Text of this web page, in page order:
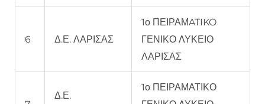
6 Δ.Ε. ΛΑΡΙΣΑΣ
1ο ΠΕΙΡΑΜATIKO
ΓΕΝΙΚΟ ΛΥΚΕΙΟ
ΛΑΡΙΣΑΣ
Δ.Ε.
1ο ΠΕΙΡΑΜΑΤΙΚΟ